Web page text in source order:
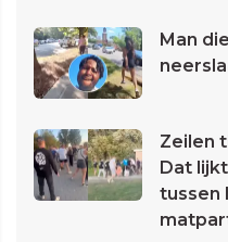
Man
Zeilen
Dat
tussen